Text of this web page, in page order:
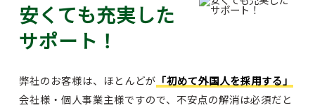
安くても充実した
サポート！
弊社のお客様は、ほとんどが 「初めて外国人を採用する」
会社様・個人事業主様ですので、不安点の解消は必須だと